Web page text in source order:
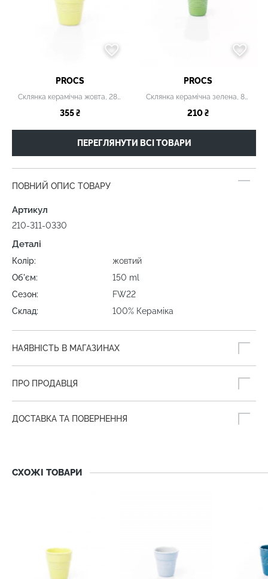
PROCS
Склянка керамічна жовта, 280 мл
355 ₴
PROCS
Склянка керамічна зелена, 80 мл
210 ₴
ПЕРЕГЛЯНУТИ ВСІ ТОВАРИ
ПОВНИЙ ОПИС ТОВАРУ
Артикул
210-311-0330
Деталі
Колір:
жовтий
Об'єм:
150 ml
Сезон:
FW22
Склад:
100% Кераміка
НАЯВНІСТЬ В МАГАЗИНАХ
ПРО ПРОДАВЦЯ
ДОСТАВКА ТА ПОВЕРНЕННЯ
СХОЖІ ТОВАРИ